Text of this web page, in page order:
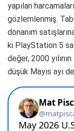
yapılan
gözlemlenmiş.
donanım
ki PlayStation 5
değer, 2000
düşük Mayıs ayı